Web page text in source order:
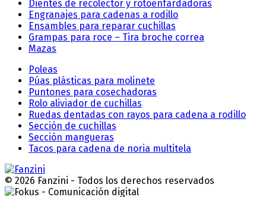
Dientes de recolector y rotoenfardadoras
Engranajes para cadenas a rodillo
Ensambles para reparar cuchillas
Grampas para roce – Tira broche correa
Mazas
Poleas
Púas plásticas para molinete
Puntones para cosechadoras
Rolo aliviador de cuchillas
Ruedas dentadas con rayos para cadena a rodillo
Sección de cuchillas
Sección mangueras
Tacos para cadena de noria multitela
© 2026 Fanzini - Todos los derechos reservados